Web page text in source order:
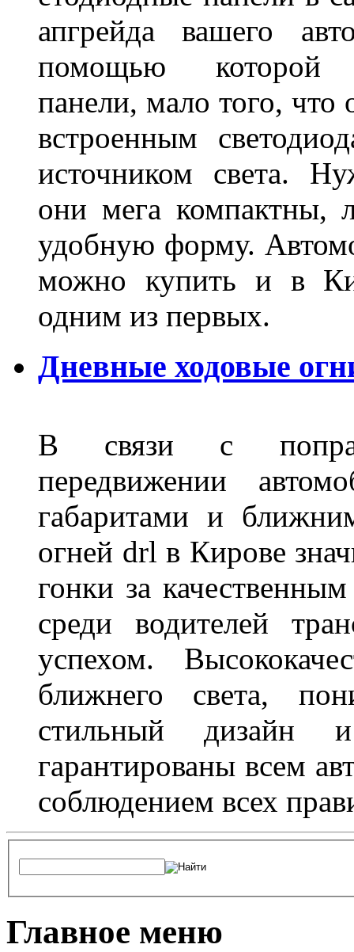
апгрейда вашего
помощью
панели, мало того, что
встроенным
источником света.
они мега компактны,
удобную форму.
можно купить и в
одним из первых.
Дневные ходовые
В связи с
передвижении
габаритами и
огней drl в Кирове
гонки за
среди водителей
успехом.
ближнего света,
стильный дизайн
гарантированы всем
соблюдением всех
Главное меню